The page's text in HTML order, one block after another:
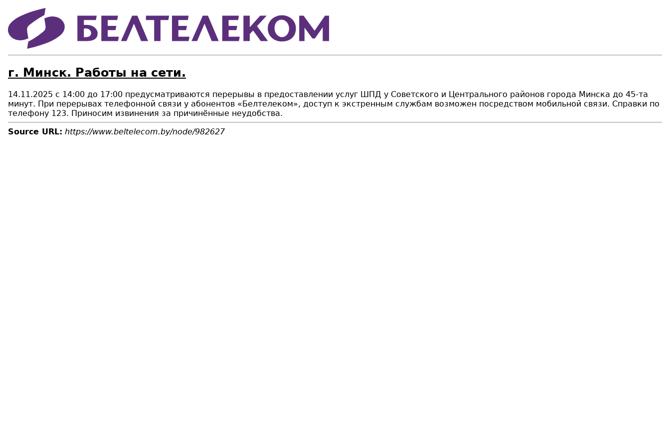
г. Минск. Работы на сети.
14.11.2025 с 14:00 до 17:00 предусматриваются перерывы в предоставлении услуг ШПД у Советского и Центрального районов города Минска до 45-та
минут. При перерывах телефонной связи у абонентов «Белтелеком», доступ к экстренным службам возможен посредством мобильной связи. Справки по
телефону 123. Приносим извинения за причинённые неудобства.
Source URL: https://www.beltelecom.by/node/982627